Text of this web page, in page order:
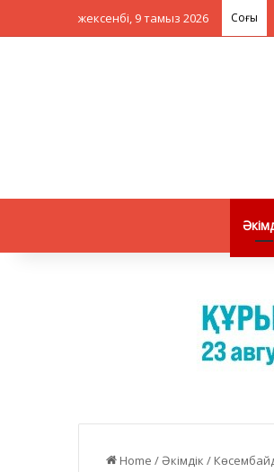
жексенбі, 9 тамыз 2026 Соңғы
Home /Әкімдік /